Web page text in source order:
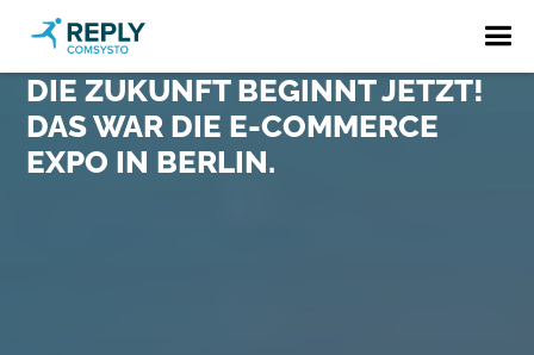
DIE ZUKUNFT BEGINNT JETZT!
DAS WAR DIE E-COMMERCE
EXPO IN BERLIN.